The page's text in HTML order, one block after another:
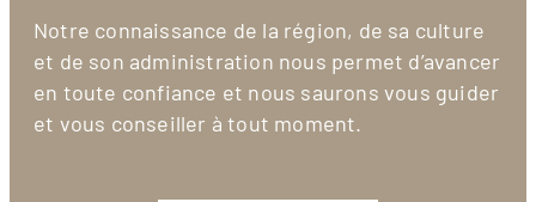
Notre connaissance de la région, de sa culture
et de son administration nous permet d’avancer
en toute confiance et nous saurons vous guider
et vous conseiller à tout moment.